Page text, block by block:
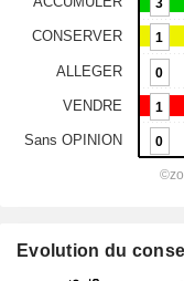
Evolution du